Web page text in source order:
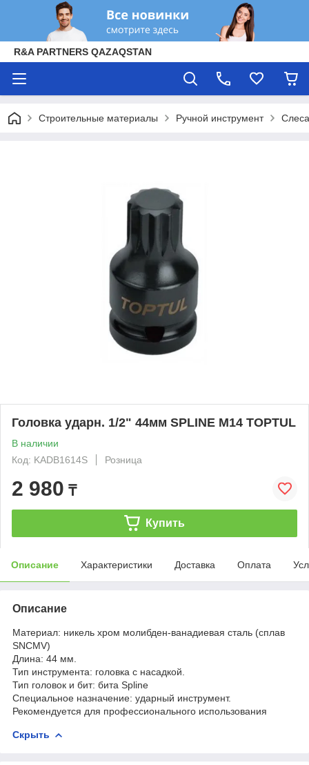
R&A PARTNERS QAZAQSTAN
Строительные материалы Ручной инструмент
Головка ударн. 1/2" 44мм SPLINE M14 TOPTUL
В наличии
Код: KADB1614S
Розница
2 980 ₸
Купить
Описание Характеристики Доставка Оплата
Описание
Материал: никель хром молибден-ванадиевая сталь (сплав
SNCMV)
Длина: 44 мм.
Тип инструмента: головка с насадкой.
Тип головок и бит: бита Spline
Специальное назначение: ударный инструмент.
Рекомендуется для профессионального использования
Скрыть